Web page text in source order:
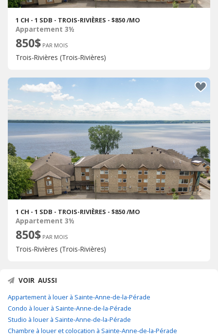
1 CH - 1 SDB - TROIS-RIVIÈRES - $850 /MO
Appartement 3½
850$ PAR MOIS
Trois-Rivières (Trois-Rivières)
1 CH - 1 SDB - TROIS-RIVIÈRES - $850 /MO
Appartement 3½
850$ PAR MOIS
Trois-Rivières (Trois-Rivières)
VOIR AUSSI
Appartement à louer à Sainte-Anne-de-la-Pérade
Condo à louer à Sainte-Anne-de-la-Pérade
Studio à louer à Sainte-Anne-de-la-Pérade
Chambre à louer et colocation à Sainte-Anne-de-la-Pérade